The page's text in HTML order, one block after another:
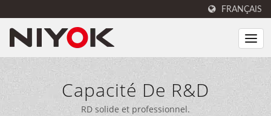
FRANÇAIS
Capacité De R&D
RD solide et professionnel.